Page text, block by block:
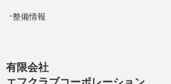
有限会社
整備情報